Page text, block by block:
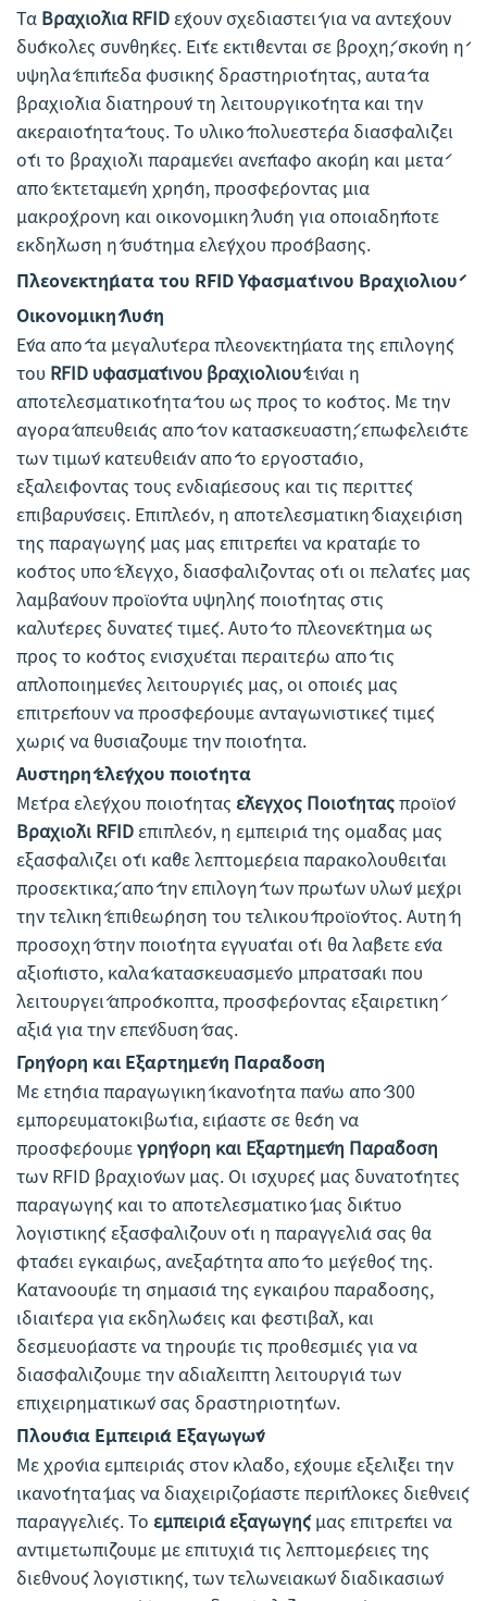
Τα Βραχιόλια RFIDέχουν σχεδιαστεί για να αντέχουν
δύσκολες συνθήκες. Είτε εκτίθενται σε βροχή, σκόνη ή
υψηλά επίπεδα φυσικής δραστηριότητας, αυτά τα
βραχιόλια διατηρούν τη λειτουργικότητα και την
ακεραιότητά τους. Το υλικό πολυεστέρα διασφαλίζει
ότι το βραχιόλι παραμένει ανέπαφο ακόμη και μετά
από εκτεταμένη χρήση, προσφέροντας μια
μακρόχρονη και οικονομική λύση για οποιαδήποτε
εκδήλωση ή σύστημα ελέγχου πρόσβασης.
Πλεονεκτήματα του RFID Υφασμάτινου Βραχιολιού
Οικονομική Λύση
Ένα από τα μεγαλύτερα πλεονεκτήματα της επιλογής
του RFID υφασμάτινου βραχιολιούείναι η
αποτελεσματικότητά του ως προς το κόστος. Με την
αγορά απευθείας από τον κατασκευαστή, επωφελείστε
των τιμών κατευθείαν από το εργοστάσιο,
εξαλείφοντας τους ενδιάμεσους και τις περιττές
επιβαρύνσεις. Επιπλέον, η αποτελεσματική διαχείριση
της παραγωγής μας μας επιτρέπει να κρατάμε το
κόστος υπό έλεγχο, διασφαλίζοντας ότι οι πελάτες μας
λαμβάνουν προϊόντα υψηλής ποιότητας στις
καλύτερες δυνατές τιμές. Αυτό το πλεονέκτημα ως
προς το κόστος ενισχύεται περαιτέρω από τις
απλοποιημένες λειτουργίες μας, οι οποίες μας
επιτρέπουν να προσφέρουμε ανταγωνιστικές τιμές
χωρίς να θυσιάζουμε την ποιότητα.
Αυστηρή ελέγχου ποιότητα
Μέτρα ελέγχου ποιότητας έλεγχος Ποιότηταςπροϊόν
Βραχιόλι RFIDεπιπλέον, η εμπειρία της ομάδας μας
εξασφαλίζει ότι κάθε λεπτομέρεια παρακολουθείται
προσεκτικά, από την επιλογή των πρώτων υλών μέχρι
την τελική επιθεώρηση του τελικού προϊόντος. Αυτή η
προσοχή στην ποιότητα εγγυάται ότι θα λάβετε ένα
αξιόπιστο, καλά κατασκευασμένο μπρατσάκι που
λειτουργεί απρόσκοπτα, προσφέροντας εξαιρετική
αξία για την επένδυσή σας.
Γρήγορη και Εξαρτημένη Παράδοση
Με ετήσια παραγωγική ικανότητα πάνω από 300
εμπορευματοκιβώτια, είμαστε σε θέση να
προσφέρουμεγρήγορη και Εξαρτημένη Παράδοση
των RFID βραχιόνων μας. Οι ισχυρές μας δυνατότητες
παραγωγής και το αποτελεσματικό μας δίκτυο
λογιστικής εξασφαλίζουν ότι η παραγγελία σας θα
φτάσει εγκαίρως, ανεξάρτητα από το μέγεθός της.
Κατανοούμε τη σημασία της εγκαίρου παράδοσης,
ιδιαίτερα για εκδηλώσεις και φεστιβάλ, και
δεσμευόμαστε να τηρούμε τις προθεσμίες για να
διασφαλίζουμε την αδιάλειπτη λειτουργία των
επιχειρηματικών σας δραστηριοτήτων.
Πλούσια Εμπειρία Εξαγωγών
Με χρόνια εμπειρίας στον κλάδο, έχουμε εξελίξει την
ικανότητά μας να διαχειριζόμαστε περίπλοκες διεθνείς
παραγγελίες. Το εμπειρία εξαγωγήςμας επιτρέπει να
αντιμετωπίζουμε με επιτυχία τις λεπτομέρειες της
διεθνούς λογιστικής, των τελωνειακών διαδικασιών